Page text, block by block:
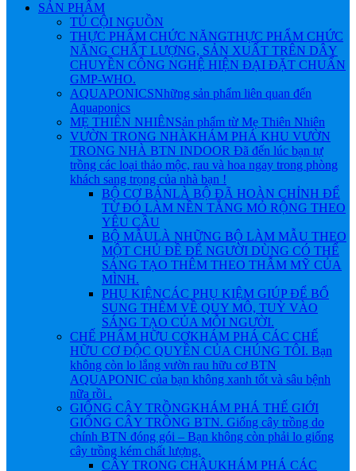
SẢN PHẨM
TỦ CỘI NGUỒN
THỰC PHẨM CHỨC NĂNGTHỰC PHẨM CHỨC
NĂNG CHẤT LƯỢNG, SẢN XUẤT TRÊN DÂY
CHUYỀN CÔNG NGHỆ HIỆN ĐẠI ĐẶT CHUẨN
GMP-WHO.
AQUAPONICSNhững sản phẩm liên quan đến
Aquaponics
MẸ THIÊN NHIÊNSản phẩm từ Mẹ Thiên Nhiên
VƯỜN TRONG NHÀKHÁM PHÁ KHU VƯỜN
TRONG NHÀ BTN INDOOR Đã đến lúc bạn tự
trồng các loại thảo mộc, rau và hoa ngay trong phòng
khách sang trọng của nhà bạn !
BỘ CƠ BẢNLÀ BỘ ĐÃ HOÀN CHỈNH ĐỂ
TỪ ĐÓ LÀM NỀN TẲNG MỎ RỘNG THEO
YÊU CẦU
BỘ MẪULÀ NHỮNG BỘ LÀM MẪU THEO
MỘT CHỦ ĐỀ ĐỂ NGƯỜI DÙNG CÓ THỂ
SÁNG TẠO THÊM THEO THẪM MỸ CỦA
MÌNH.
PHỤ KIỆNCÁC PHỤ KIỆM GIÚP ĐỂ BỔ
SUNG THÊM VỀ QUY MÔ, TUỲ VÀO
SÁNG TẠO CỦA MỖI NGƯỜI.
CHẾ PHẨM HỮU CƠKHÁM PHÁ CÁC CHẾ
HỮU CƠ ĐỘC QUYỀN CỦA CHÚNG TÔI. Bạn
không còn lo lắng vườn rau hữu cơ BTN
AQUAPONIC của bạn không xanh tốt và sâu bệnh
nữa rồi .
GIỐNG CÂY TRỒNGKHÁM PHÁ THẾ GIỚI
GIỐNG CÂY TRỒNG BTN. Giống cây trồng do
chính BTN đóng gói – Bạn không còn phải lo giống
cây trồng kém chất lượng.
CÂY TRONG CHẬUKHÁM PHÁ CÁC